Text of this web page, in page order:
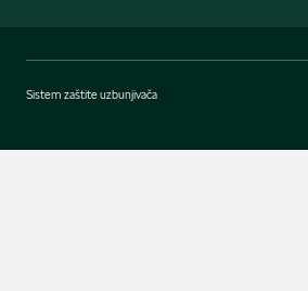
Sistem zaštite uzbunjivača